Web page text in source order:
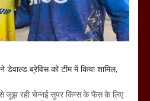
ब्रेविस को टीम में किया शामिल,
जूझ रही चेन्नई सुपर किंग्स के फैंस के लिए